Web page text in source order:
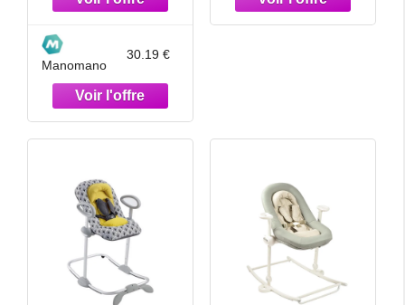
Manomano
30.19 €